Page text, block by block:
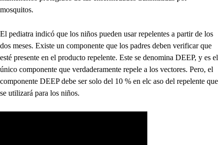
mosquitos.
El pediatra indicó que los niños pueden usar repelentes a partir de los
dos meses. Existe un componente que los padres deben verificar que
esté presente en el producto repelente. Este se denomina DEEP, y es el
único componente que verdaderamente repele a los vectores. Pero, el
componente DEEP debe ser solo del 10 % en elc aso del repelente que
se utilizará para los niños.